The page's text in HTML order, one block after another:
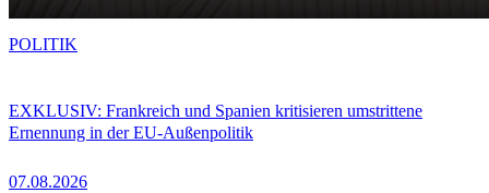
EXKLUSIV: Frankreich und Spanien kritisieren umstrittene
Ernennung in der EU-Außenpolitik
07.08.2026
POLITIK